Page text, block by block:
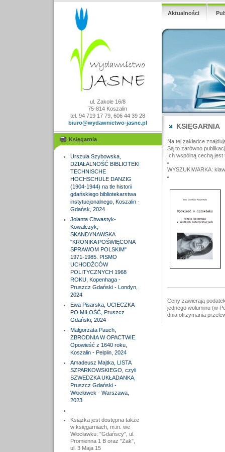
ul. Zakole 16/8
75-814 Koszalin
tel. 94 719 17 79, 606 44 39 28
biuro@wydawnictwo-jasne.pl
Księgarnia
Urszula Szybowska,
DZIAŁALNOŚĆ BIBLIOTEKI
TECHNISCHE
HOCHSCHULE DANZIG
(1904-1944) na tle historii
gdańskiego bibliotekarstwa
instytucjonalnego, Koszalin -
Gdańsk, 2024
Jolanta Chwastyk-
Kowalczyk,
SKANDYNAWSKA
"KRONIKA POŚWIĘCONA
SPRAWOM POLSKIM"
1971-1985. PISMO
UCHODŹCÓW
POLITYCZNYCH 1968
ROKU, Kopenhaga -
Pruszcz Gdański - Londyn,
2024
Ewa Pisarska, UCIECZKA
PO MIŁOŚĆ, Pruszcz
Gdański, 2024
Małgorzata Pauch,
ZBRODNIA W OPACTWIE.
Opowieść z 1640 roku,
Koszalin - Pelplin, 2024
Amadeusz Majtka, LISTA
SZPARKOWSKIEGO, czyli
SZWEDZKA UKŁADANKA,
Pruszcz Gdański -
Włocławek - Warszawa,
2023
Książka jest dostępna także
w księgarniach, m.in. we
Włocławku: "Gdańscy", ul.
Promienna 1 B oraz "Żak",
ul. 3 Maja 15
Aktualności
KSIĘGARNIA
Na tej zakładce
Są to zarówno
Ich wspólną cechą
WYSZUKIWARKA:
Ceny zawierają
jednego woluminu (w
dnia otrzymania